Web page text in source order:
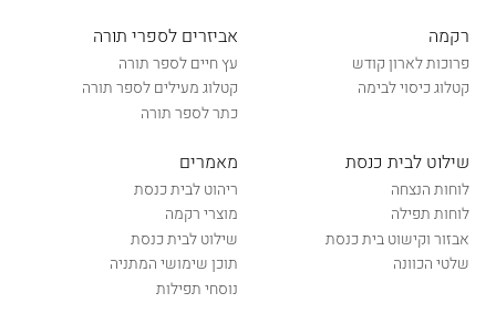
רקמה
פרוכות לארון קודש
קטלוג כיסוי לבימה
אביזרים לספרי תורה
עץ חיים לספר תורה
קטלוג מעילים לספר תורה
כתר לספר תורה
שילוט לבית כנסת
לוחות הנצחה
לוחות תפילה
אבזור וקישוט בית כנסת
שלטי הכוונה
מאמרים
ריהוט לבית כנסת
מוצרי רקמה
שילוט לבית כנסת
תוכן שימושי המתניה
נוסחי תפילות